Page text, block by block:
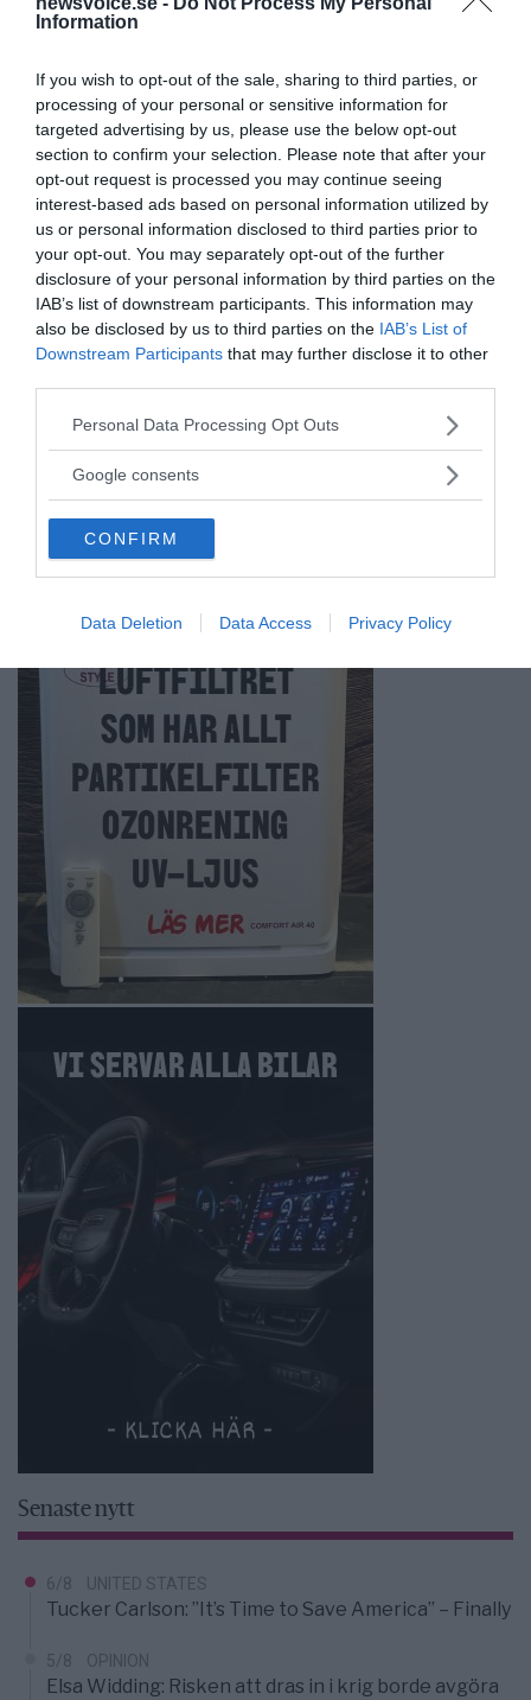
Information
If you wish to opt-out of the sale, sharing to third parties, or
processing of your personal or sensitive information for
targeted advertising by us, please use the below opt-out
section to confirm your selection. Please note that after your
opt-out request is processed you may continue seeing
interest-based ads based on personal information utilized by
us or personal information disclosed to third parties prior to
your opt-out. You may separately opt-out of the further
disclosure of your personal information by third parties on the
IAB’s list of downstream participants. This information may
also be disclosed by us to third parties on the IAB’s List of
Downstream Participants that may further disclose it to other
Please note that this website/app uses one or more Google
not limited to your visit or usage behaviour. You may click to
use your data for below specified purposes in below Google
consent section.
Personal Data Processing Opt Outs
Google consents
CONFIRM
Data Deletion Data Access Privacy Policy
Få NewsVoice nyhets-mail
ANNONSER
Senaste nytt
6/8 UNITED STATES
Tucker Carlson: ”It’s Time to Save America” – Finally
5/8 OPINION
Elsa Widding: Risken att dras in i krig borde avgöra